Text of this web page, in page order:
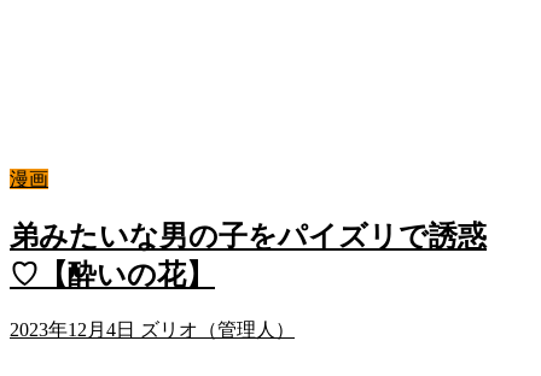
漫画
弟みたいな男の子をパイズリで誘惑
♡【酔いの花】
2023年12月4日 ズリオ（管理人）